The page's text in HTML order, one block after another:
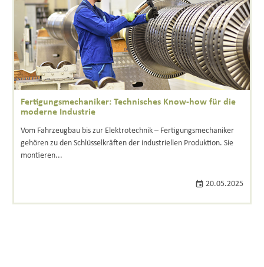
Fertigungsmechaniker: Technisches Know-how für die
moderne Industrie
Vom Fahrzeugbau bis zur Elektrotechnik – Fertigungsmechaniker
gehören zu den Schlüsselkräften der industriellen Produktion. Sie
montieren...
20.05.2025